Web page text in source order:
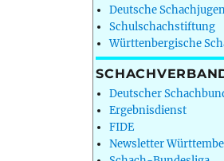
Deutsche
Schulschachstiftung
Württenbergische
Deutscher
Ergebnisdienst
FIDE
Newsletter